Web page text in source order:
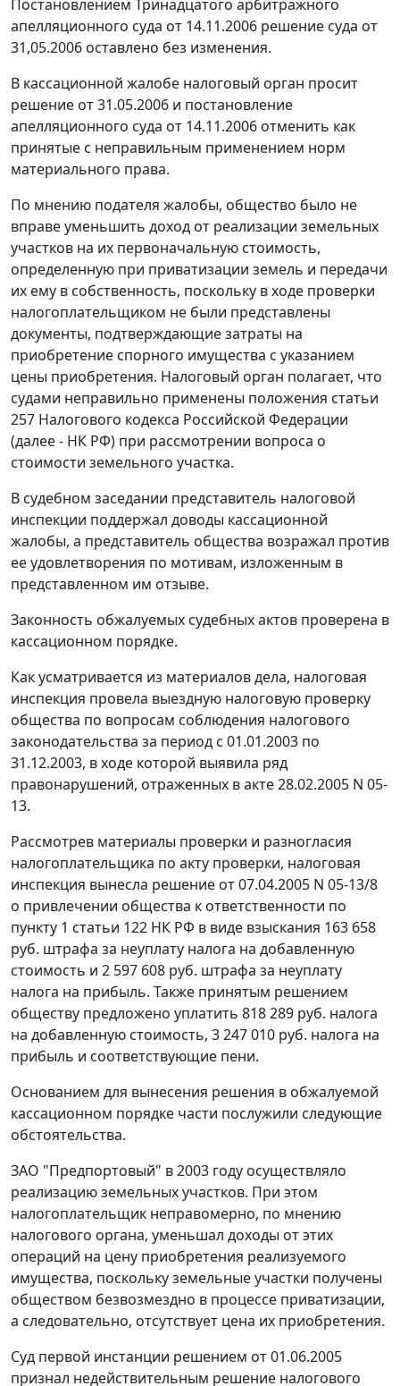
Постановлением Тринадцатого арбитражного
апелляционного суда от 14.11.2006 решение суда от
31,05.2006 оставлено без изменения.
В кассационной жалобе налоговый орган просит
решение от 31.05.2006 и постановление
апелляционного суда от 14.11.2006 отменить как
принятые с неправильным применением норм
материального права.
По мнению подателя жалобы, общество было не
вправе уменьшить доход от реализации земельных
участков на их первоначальную стоимость,
определенную при приватизации земель и передачи
их ему в собственность, поскольку в ходе проверки
налогоплательщиком не были представлены
документы, подтверждающие затраты на
приобретение спорного имущества с указанием
цены приобретения. Налоговый орган полагает, что
судами неправильно применены положения статьи
257 Налогового кодекса Российской Федерации
(далее - НК РФ) при рассмотрении вопроса о
стоимости земельного участка.
В судебном заседании представитель налоговой
инспекции поддержал доводы кассационной
жалобы, а представитель общества возражал против
ее удовлетворения по мотивам, изложенным в
представленном им отзыве.
Законность обжалуемых судебных актов проверена в
кассационном порядке.
Как усматривается из материалов дела, налоговая
инспекция провела выездную налоговую проверку
общества по вопросам соблюдения налогового
законодательства за период с 01.01.2003 по
31.12.2003, в ходе которой выявила ряд
правонарушений, отраженных в акте 28.02.2005 N 05-
13.
Рассмотрев материалы проверки и разногласия
налогоплательщика по акту проверки, налоговая
инспекция вынесла решение от 07.04.2005 N 05-13/8
о привлечении общества к ответственности по
пункту 1 статьи 122 НК РФ в виде взыскания 163 658
руб. штрафа за неуплату налога на добавленную
стоимость и 2 597 608 руб. штрафа за неуплату
налога на прибыль. Также принятым решением
обществу предложено уплатить 818 289 руб. налога
на добавленную стоимость, 3 247 010 руб. налога на
прибыль и соответствующие пени.
Основанием для вынесения решения в обжалуемой
кассационном порядке части послужили следующие
обстоятельства.
ЗАО "Предпортовый" в 2003 году осуществляло
реализацию земельных участков. При этом
налогоплательщик неправомерно, по мнению
налогового органа, уменьшал доходы от этих
операций на цену приобретения реализуемого
имущества, поскольку земельные участки получены
обществом безвозмездно в процессе приватизации,
а следовательно, отсутствует цена их приобретения.
Суд первой инстанции решением от 01.06.2005
признал недействительным решение налогового